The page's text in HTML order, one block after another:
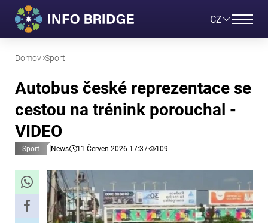
CZ
Domov Sport
Autobus české reprezentace se
cestou na trénink porouchal -
VIDEO
Sport News 11 Červen 2026 17:37 109